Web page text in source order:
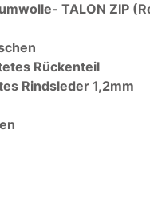
TALON ZIP
Rückenteil
Rindsleder 1,2mm